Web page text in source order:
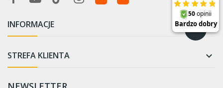
INFORMACJE 
STREFA KLIENTA 